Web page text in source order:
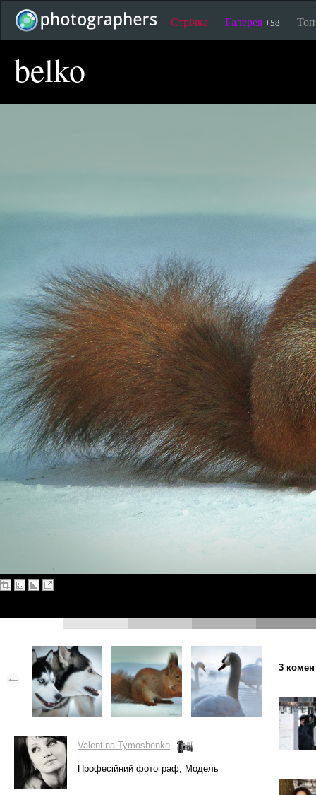
Стрічка Галерея +58
belko
Valentina Tymoshenko
Професійний фотограф, Модель
3